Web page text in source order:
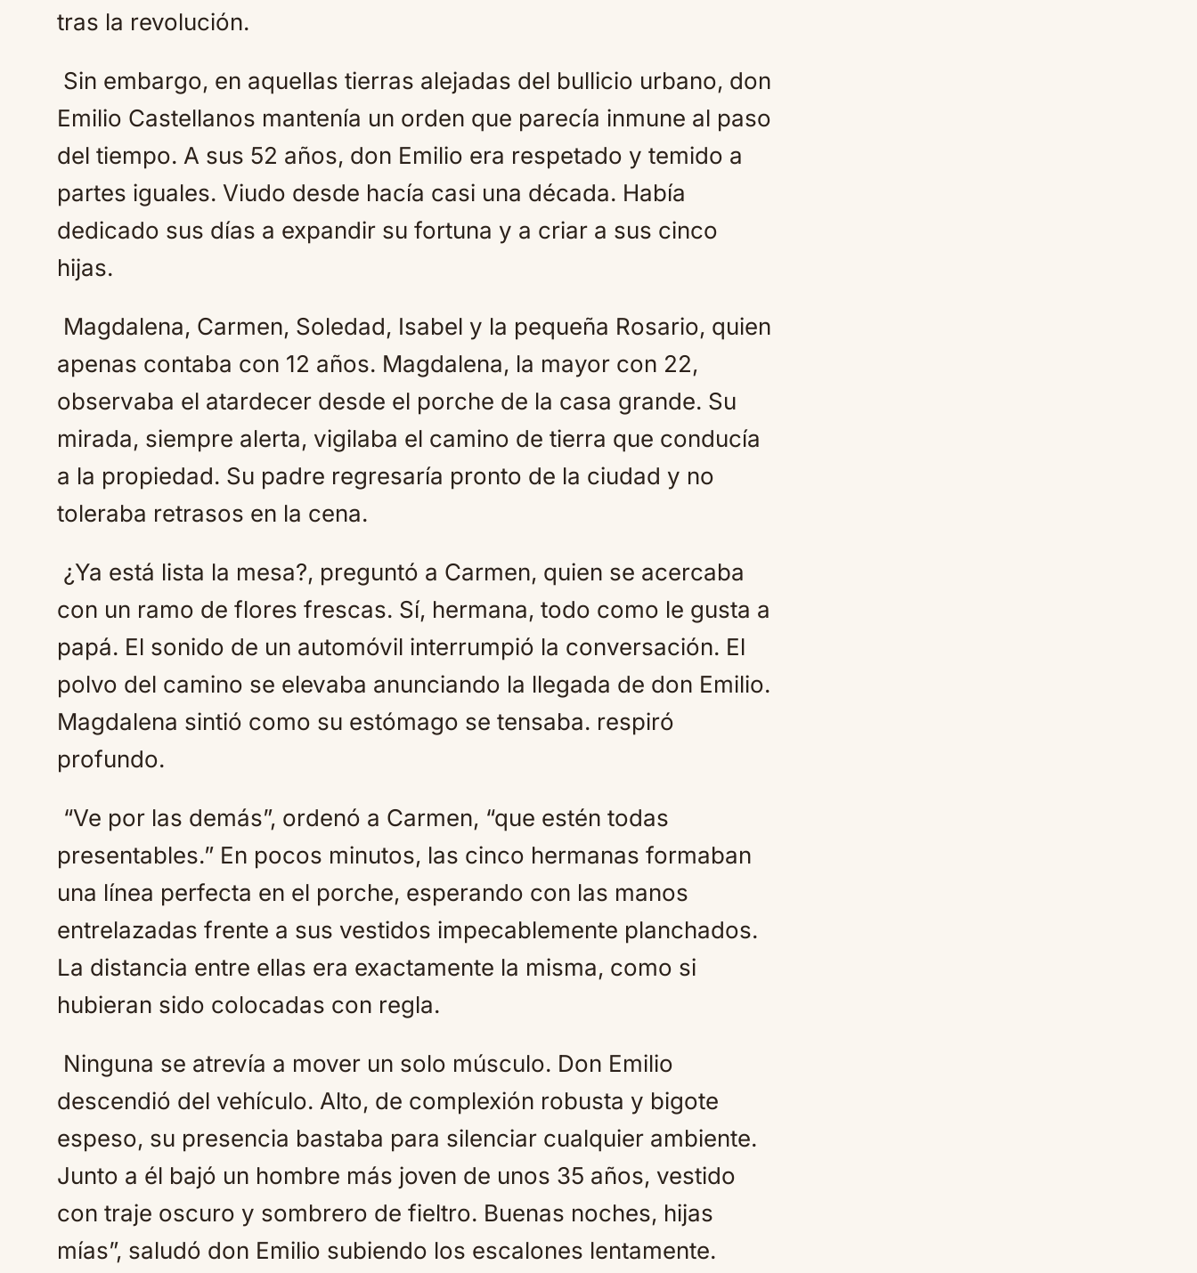
tras la revolución.
Sin embargo, en aquellas tierras alejadas del bullicio urbano, don
Emilio Castellanos mantenía un orden que parecía inmune al paso
del tiempo. A sus 52 años, don Emilio era respetado y temido a
partes iguales. Viudo desde hacía casi una década. Había
dedicado sus días a expandir su fortuna y a criar a sus cinco
hijas.
Magdalena, Carmen, Soledad, Isabel y la pequeña Rosario, quien
apenas contaba con 12 años. Magdalena, la mayor con 22,
observaba el atardecer desde el porche de la casa grande. Su
mirada, siempre alerta, vigilaba el camino de tierra que conducía
a la propiedad. Su padre regresaría pronto de la ciudad y no
toleraba retrasos en la cena.
¿Ya está lista la mesa?, preguntó a Carmen, quien se acercaba
con un ramo de flores frescas. Sí, hermana, todo como le gusta a
papá. El sonido de un automóvil interrumpió la conversación. El
polvo del camino se elevaba anunciando la llegada de don Emilio.
Magdalena sintió como su estómago se tensaba. respiró
profundo.
“Ve por las demás”, ordenó a Carmen, “que estén todas
presentables.” En pocos minutos, las cinco hermanas formaban
una línea perfecta en el porche, esperando con las manos
entrelazadas frente a sus vestidos impecablemente planchados.
La distancia entre ellas era exactamente la misma, como si
hubieran sido colocadas con regla.
Ninguna se atrevía a mover un solo músculo. Don Emilio
descendió del vehículo. Alto, de complexión robusta y bigote
espeso, su presencia bastaba para silenciar cualquier ambiente.
Junto a él bajó un hombre más joven de unos 35 años, vestido
con traje oscuro y sombrero de fieltro. Buenas noches, hijas
mías”, saludó don Emilio subiendo los escalones lentamente.